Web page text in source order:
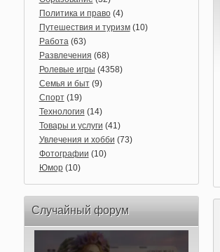
Политика и право(4)
Путешествия и туризм(10)
Работа(63)
Развлечения (68)
Ролевые игры (4358)
Семья и быт(9)
Спорт(19)
Технология (14)
Товары и услуги (41)
Увлечения и хобби (73)
Фотографии (10)
Юмор(10)
Случайный форум